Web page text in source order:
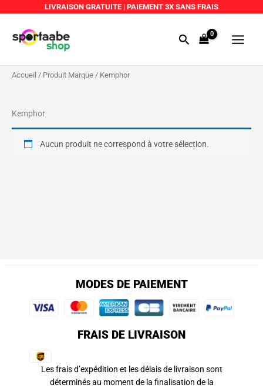
contenu
LIVRAISON GRATUITE | PAIEMENT 3X SANS FRAIS
RechercherMenu
Accueil / Produit Marque / Kemphor
Kemphor
Aucun produit ne correspond à votre sélection.
MODES DE PAIEMENT
FRAIS DE LIVRAISON
Les frais d’expédition et les délais de livraison sont
déterminés au moment de la finalisation de la